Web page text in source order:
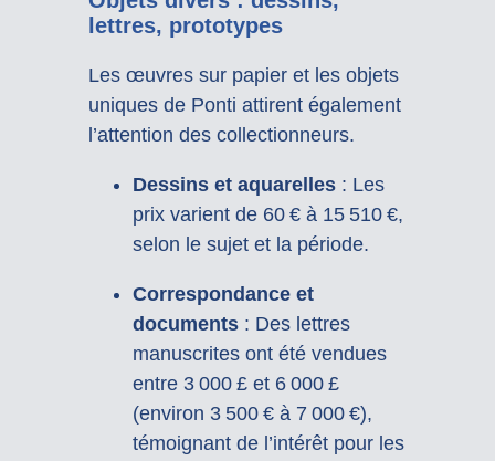
lettres, prototypes
Les œuvres sur papier et les objets
uniques de Ponti attirent également
l’attention des collectionneurs.
Dessins et aquarelles: Les
prix varient de 60 € à 15 510 €,
selon le sujet et la période.
Correspondance et
documents: Des lettres
manuscrites ont été vendues
entre 3 000 £ et 6 000 £
(environ 3 500 € à 7 000 €),
témoignant de l’intérêt pour les